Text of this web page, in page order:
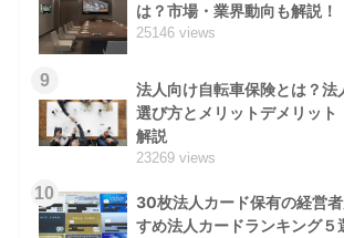
は？市場・業界動向も解説！
25146 views
9
法人向け自転車保険とは？法
選び方とメリットデメリット
解説
23269 views
10
30枚法人カード保有の経営
すめ法人カードランキング５